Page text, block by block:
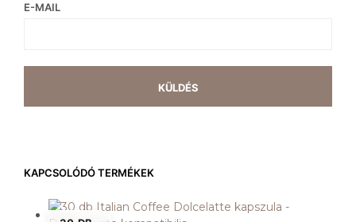
E-MAIL
KAPCSOLÓDÓ TERMÉKEK